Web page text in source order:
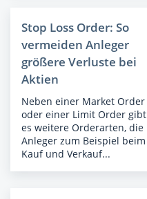
Stop Loss Order: So
vermeiden Anleger
größere Verluste bei
Aktien
Neben einer Market Order
oder einer Limit Order gibt
es weitere Orderarten, die
Anleger zum Beispiel beim
Kauf und Verkauf...